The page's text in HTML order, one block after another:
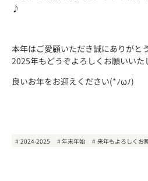
♪
本年はご愛顧いただき誠にありがと
2025年もどうぞよろしくお願いいた
良いお年をお迎えください(*ﾉωﾉ)
2024-2025 年末年始 来年もよろしくお